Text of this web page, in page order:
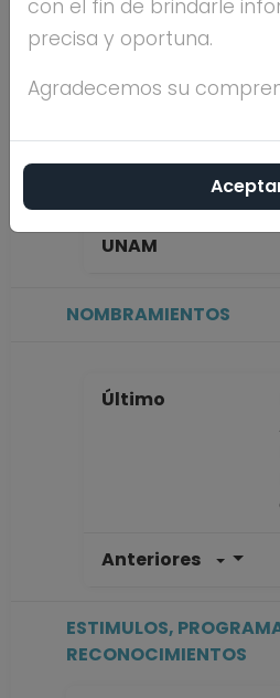
estudios
Antigüedad
UNAM
NOMBRAMIENTOS
Último
Anteriores
ESTIMULOS,
RECONOCIMIENTOS
con el fin de brindarle
precisa y oportuna.
Agradecemos su